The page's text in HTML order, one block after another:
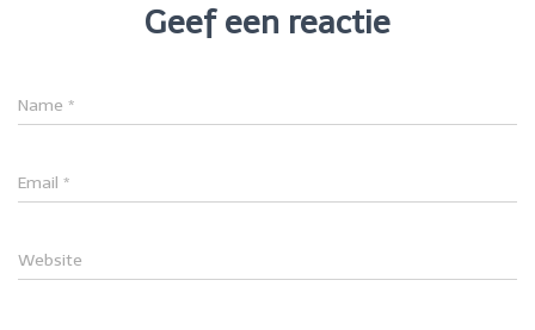
Geef een reactie
Name *
Email *
Website